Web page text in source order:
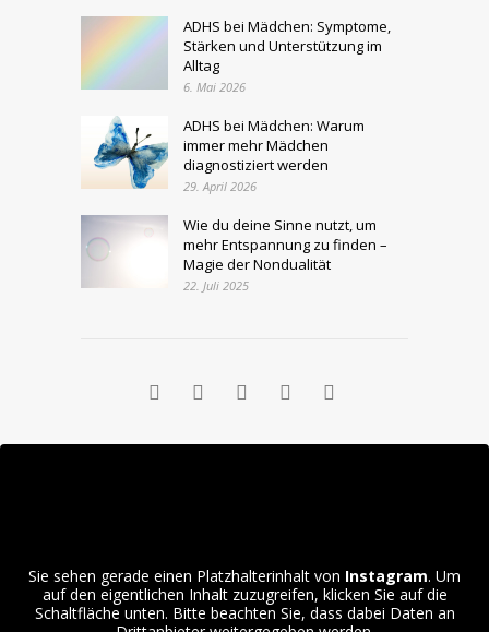
ADHS bei Mädchen: Symptome,
Stärken und Unterstützung im
Alltag
6. Mai 2026
ADHS bei Mädchen: Warum
immer mehr Mädchen
diagnostiziert werden
29. April 2026
Wie du deine Sinne nutzt, um
mehr Entspannung zu finden –
Magie der Nondualität
22. Juli 2025
Sie sehen gerade einen Platzhalterinhalt von Instagram. Um
auf den eigentlichen Inhalt zuzugreifen, klicken Sie auf die
Schaltfläche unten. Bitte beachten Sie, dass dabei Daten an